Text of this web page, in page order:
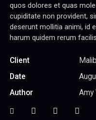
quos dolores et quas
cupiditate non provident,
deserunt mollitia animi, id
harum quidem rerum
Client
Date
Author
Amy